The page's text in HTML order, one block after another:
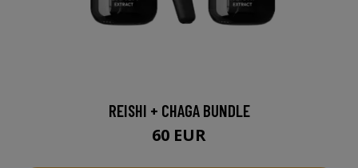
REISHI + CHAGA BUNDLE
60 EUR